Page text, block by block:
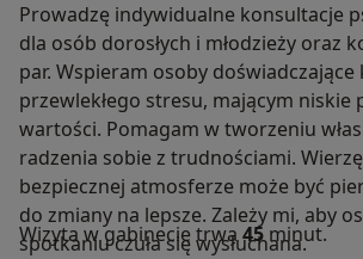
Prowadzę indywidualne konsultacje
dla osób dorosłych i młodzieży oraz
par. Wspieram osoby doświadczające
przewlekłego stresu, mającym niskie
wartości. Pomagam w tworzeniu
radzenia sobie z trudnościami.
bezpiecznej atmosferze może być
do zmiany na lepsze. Zależy mi, aby
spotkaniu czuła się wysłuchana.
Wizyta w gabinecie trwa45minut.